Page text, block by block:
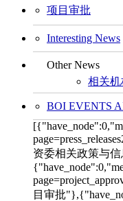
项目审批
Interesting News
Other News
相关机
BOI EVENTS
资委相关政策与
目审批